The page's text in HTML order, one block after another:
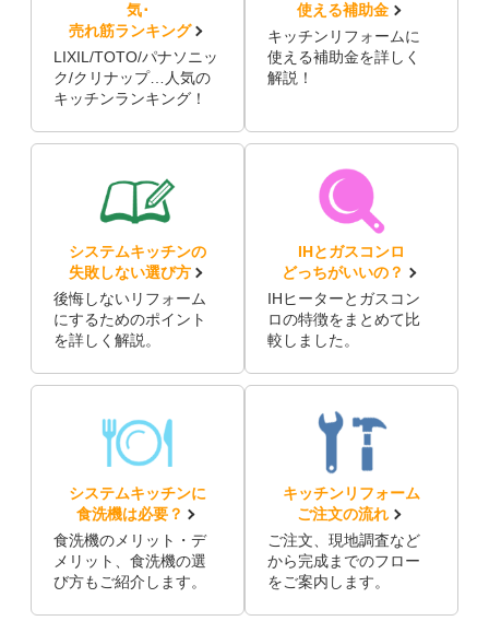
気･
売れ筋ランキング
LIXIL/TOTO/パナソニッ
ク/クリナップ…人気の
キッチンランキング！
使える補助金
キッチンリフォームに
使える補助金を詳しく
解説！
システムキッチンの
失敗しない選び方
後悔しないリフォーム
にするためのポイント
を詳しく解説。
IHとガスコンロ
どっちがいいの？
IHヒーターとガスコン
ロの特徴をまとめて比
較しました。
システムキッチンに
食洗機は必要？
食洗機のメリット・デ
メリット、食洗機の選
び方もご紹介します。
キッチンリフォーム
ご注文の流れ
ご注文、現地調査など
から完成までのフロー
をご案内します。